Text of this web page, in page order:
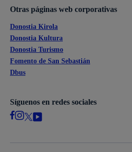
Otras páginas web corporativas
Donostia Kirola
Donostia Kultura
Donostia Turismo
Fomento de San Sebastián
Dbus
Síguenos en redes sociales